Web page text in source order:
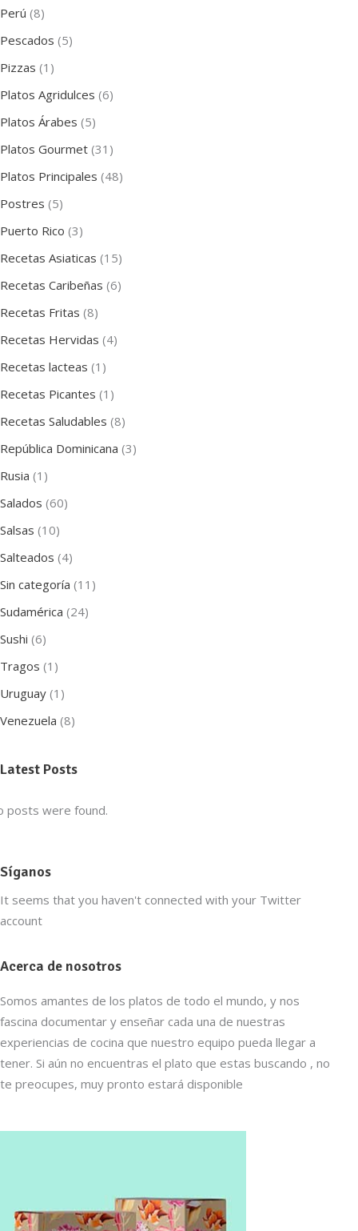
Perú (8)
Pescados (5)
Pizzas (1)
Platos Agridulces (6)
Platos Árabes (5)
Platos Gourmet (31)
Platos Principales (48)
Postres (5)
Puerto Rico (3)
Recetas Asiaticas (15)
Recetas Caribeñas (6)
Recetas Fritas (8)
Recetas Hervidas (4)
Recetas lacteas (1)
Recetas Picantes (1)
Recetas Saludables (8)
República Dominicana (3)
Rusia (1)
Salados (60)
Salsas (10)
Salteados (4)
Sin categoría (11)
Sudamérica (24)
Sushi (6)
Tragos (1)
Uruguay (1)
Venezuela (8)
Latest Posts
posts were found.
Síganos
It seems that you haven't connected with your Twitter
account
Acerca de nosotros
Somos amantes de los platos de todo el mundo, y nos
fascina documentar y enseñar cada una de nuestras
experiencias de cocina que nuestro equipo pueda llegar a
tener. Si aún no encuentras el plato que estas buscando , no
te preocupes, muy pronto estará disponible